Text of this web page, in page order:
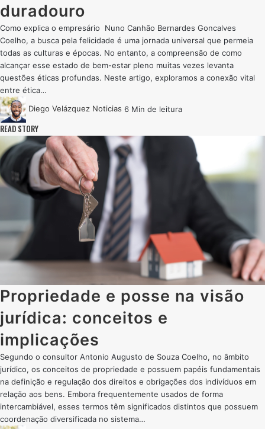
duradouro
Como explica o empresário Nuno Canhão Bernardes Goncalves
Coelho, a busca pela felicidade é uma jornada universal que permeia
todas as culturas e épocas. No entanto, a compreensão de como
alcançar esse estado de bem-estar pleno muitas vezes levanta
questões éticas profundas. Neste artigo, exploramos a conexão vital
entre ética…
Diego Velázquez Noticias 6 Min de leitura
READ STORY
Propriedade e posse na visão
jurídica: conceitos e
implicações
Segundo o consultor Antonio Augusto de Souza Coelho, no âmbito
jurídico, os conceitos de propriedade e possuem papéis fundamentais
na definição e regulação dos direitos e obrigações dos indivíduos em
relação aos bens. Embora frequentemente usados ​​de forma
intercambiável, esses termos têm significados distintos que possuem
coordenação diversificada no sistema…